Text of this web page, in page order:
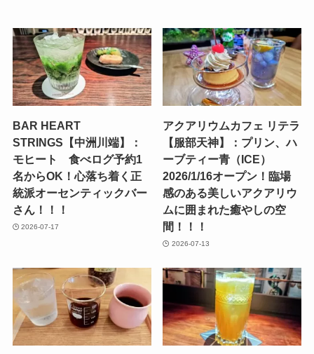
BAR HEART
STRINGS【中洲川端】：
モヒート 食べログ予約1
名からOK！心落ち着く正
統派オーセンティックバー
さん！！！
2026-07-17
アクアリウムカフェ リテラ
【服部天神】：プリン、ハ
ーブティー青（ICE）
2026/1/16オープン！臨場
感のある美しいアクアリウ
ムに囲まれた癒やしの空
間！！！
2026-07-13